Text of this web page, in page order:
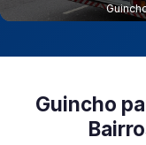
Guincho